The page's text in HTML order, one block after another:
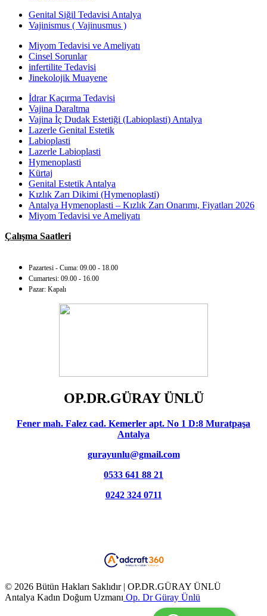
Genital Siğil Tedavisi Antalya
Vajinismus ( Vajinusmus )
Miyom Tedavisi ve Ameliyatı
Cinsel Sorunlar
infertilite Tedavisi
Jinekolojik Muayene
İdrar Kaçırma Tedavisi
Vajina Daraltma
Vajina İç Dudak Estetiği (Labioplasti) Antalya
Lazerle Genital Estetik
Labioplasti
Lazerle Labioplasti
Hymenoplasti
Kürtaj
Genital Estetik Antalya
Kızlık Zarı Dikimi (Hymenoplasti)
Antalya Hymenoplasti – Kızlık Zarı Onarımı, Fiyatları 2026
Miyom Tedavisi ve Ameliyatı
Çalışma Saatleri
Pazartesi - Cuma: 09.00 - 18.00
Cumartesi: 09.00 - 16.00
Pazar: Kapalı
OP.DR.GÜRAY ÜNLÜ
Fener mah. Falez cad. Kemerler apt. No 1 D:8 Muratpaşa
Antalya
gurayunlu@gmail.com
0533 641 88 21
0242 324 0711
© 2026 Bütün Hakları Saklıdır | OP.DR.GÜRAY ÜNLÜ
Antalya Kadın Doğum Uzmanı Op. Dr Güray Ünlü